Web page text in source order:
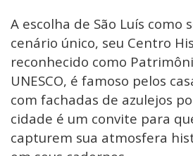
A escolha de São Luís como
cenário único, seu Centro
reconhecido como
UNESCO, é famoso pelos
com fachadas de azulejos
cidade é um convite para
capturem sua atmosfera